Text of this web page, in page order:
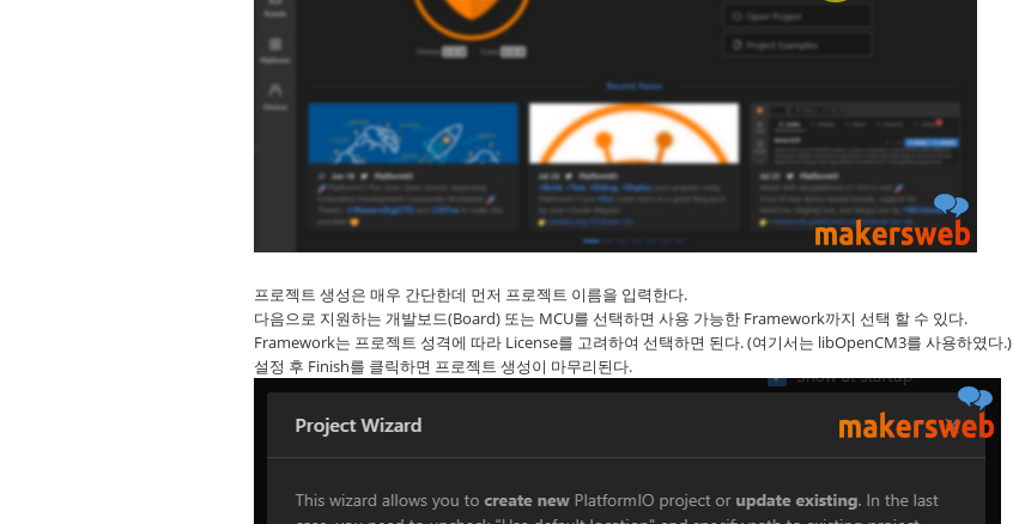
프로젝트 생성은 매우 간단한데 먼저 프로젝트 이름을 입력한다.
다음으로 지원하는 개발보드(Board) 또는 MCU를 선택하면 사용 가능한 Framework까지 선택 할 수 있다.
Framework는 프로젝트 성격에 따라 License를 고려하여 선택하면 된다. (여기서는 libOpenCM3를 사용하였다.)
설정 후 Finish를 클릭하면 프로젝트 생성이 마무리된다.